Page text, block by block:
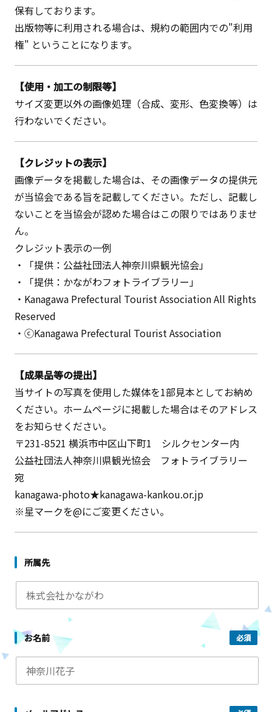
保有しております。
出版物等に利用される場合は、規約の範囲内での"利用
権" ということになります。
【使用・加工の制限等】
サイズ変更以外の画像処理（合成、変形、色変換等）は
行わないでください。
【クレジットの表示】
画像データを掲載した場合は、その画像データの提供元
が当協会である旨を記載してください。ただし、記載し
ないことを当協会が認めた場合はこの限りではありませ
ん。
クレジット表示の一例
・「提供：公益社団法人神奈川県観光協会」
・「提供：かながわフォトライブラリー」
・Kanagawa Prefectural Tourist Association All Rights
Reserved
・ⓒKanagawa Prefectural Tourist Association
【成果品等の提出】
当サイトの写真を使用した媒体を1部見本としてお納め
ください。ホームページに掲載した場合はそのアドレス
をお知らせください。
〒231-8521 横浜市中区山下町1 シルクセンター内
公益社団法人神奈川県観光協会 フォトライブラリー
宛
kanagawa-photo★kanagawa-kankou.or.jp
※星マークを@にご変更ください。
所属先
お名前